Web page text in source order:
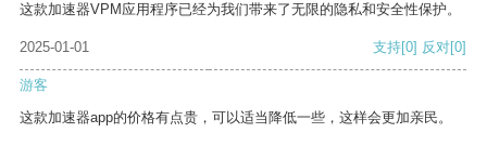
这款加速器VPM应用程序已经为我们带来了无限的隐私和安全性保护。
2025-01-01 支持[0] 反对[0]
游客
这款加速器app的价格有点贵，可以适当降低一些，这样会更加亲民。